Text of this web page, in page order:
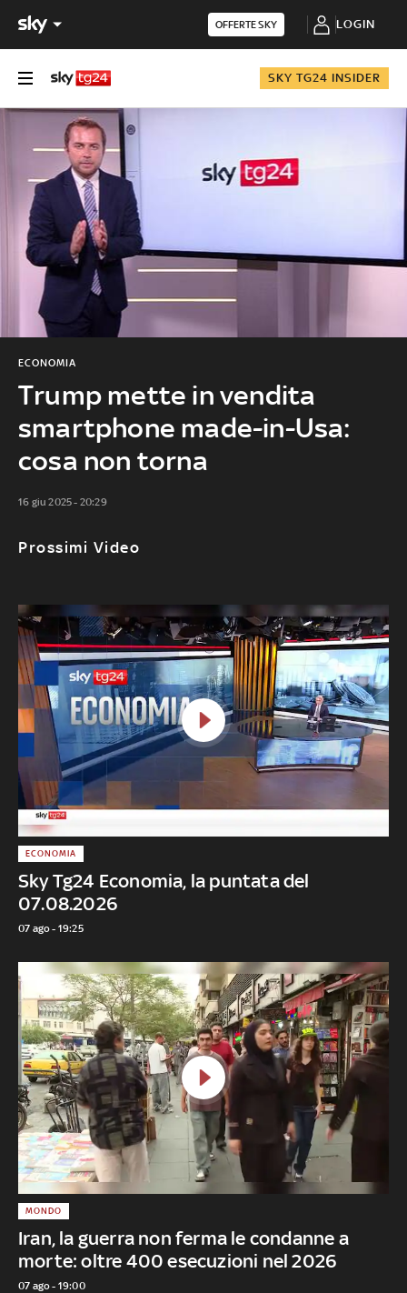
OFFERTE SKY LOGIN
SKY TG24 INSIDER
Trump mette in vendita
smartphone made-in-Usa:
cosa non torna
ECONOMIA
16 giu 2025 - 20:29
Prossimi Video
Sky Tg24 Economia, la puntata del
07.08.2026
ECONOMIA
07 ago - 19:25
Iran, la guerra non ferma le condanne a
morte: oltre 400 esecuzioni nel 2026
MONDO
07 ago - 19:00